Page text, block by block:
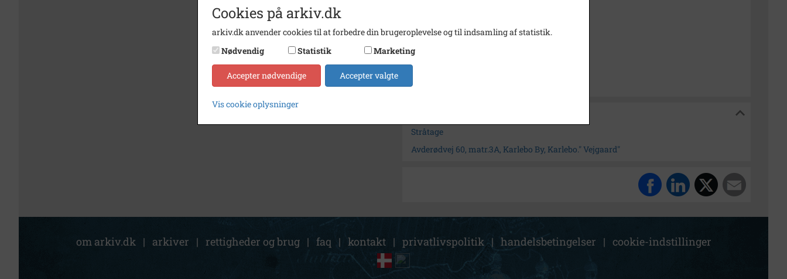
Størrelse
7x10
Arkiv
Stråtage
Avderødvej 60, matr.3A, Karlebo By, Karlebo." Vejgaard"
om arkiv.dk | arkiver | rettigheder og brug | faq | kontakt | privatlivspolitik | handelsbetingelser | cookie-indstillinger
Cookies på arkiv.dk
arkiv.dk anvender cookies til at forbedre din brugeroplevelse og til indsamling af statistik.
Nødvendig
Statistik Marketing
Accepter nødvendige Accepter valgte
Vis cookie oplysninger